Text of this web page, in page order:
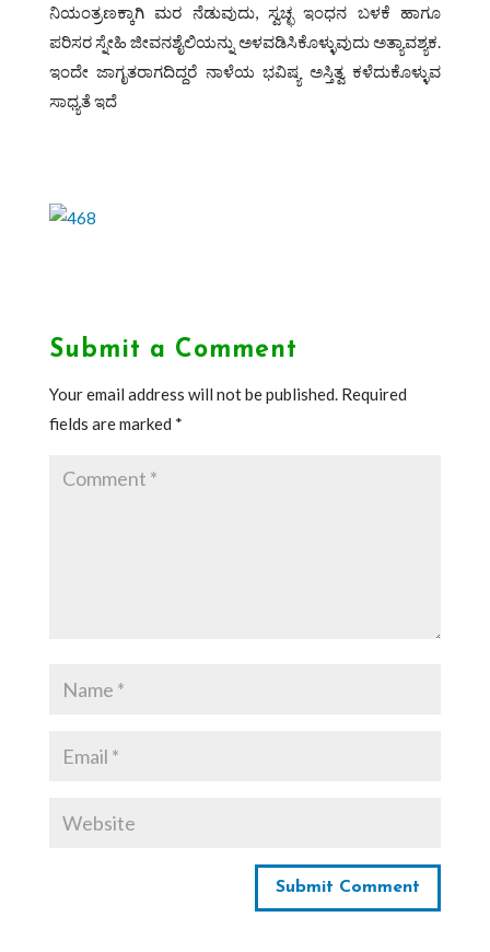
ನಿಯಂತ್ರಣಕ್ಕಾಗಿ ಮರ ನೆಡುವುದು, ಸ್ವಚ್ಛ ಇಂಧನ ಬಳಕೆ ಹಾಗೂ
ಪರಿಸರ ಸ್ನೇಹಿ ಜೀವನಶೈಲಿಯನ್ನು ಅಳವಡಿಸಿಕೊಳ್ಳುವುದು ಅತ್ಯಾವಶ್ಯಕ.
ಇಂದೇ ಜಾಗೃತರಾಗದಿದ್ದರೆ ನಾಳೆಯ ಭವಿಷ್ಯ ಅಸ್ತಿತ್ವ ಕಳೆದುಕೊಳ್ಳುವ
ಸಾಧ್ಯತೆ ಇದೆ
Submit a Comment
Your email address will not be published. Required
fields are marked *